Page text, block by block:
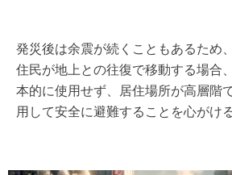
発災後は余震が続くこともあるため
住民が地上との往復で移動する場合
本的に使用せず、居住場所が高層階
用して安全に避難することを心がけ